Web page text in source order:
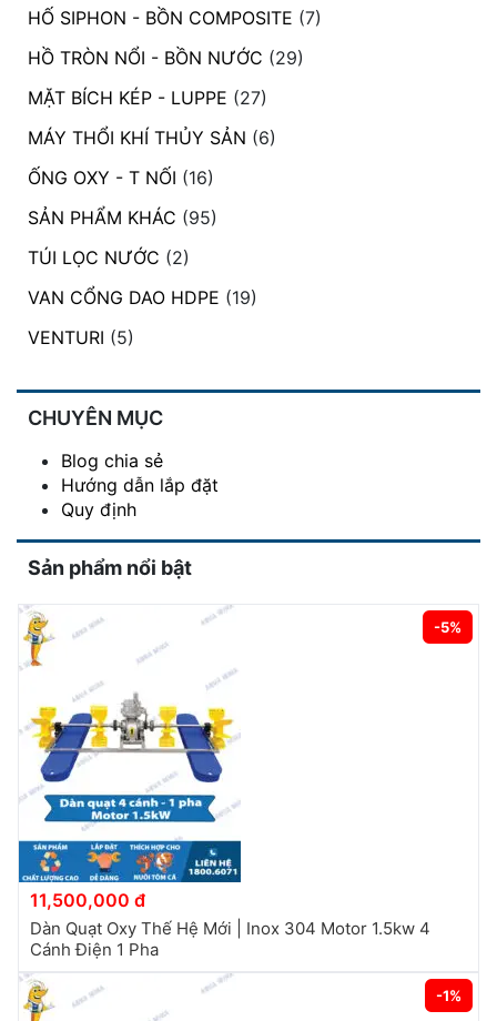
HỐ SIPHON - BỒN COMPOSITE (7)
HỒ TRÒN NỔI - BỒN NƯỚC (29)
MẶT BÍCH KÉP - LUPPE (27)
MÁY THỔI KHÍ THỦY SẢN (6)
ỐNG OXY - T NỐI (16)
SẢN PHẨM KHÁC (95)
TÚI LỌC NƯỚC (2)
VAN CỔNG DAO HDPE (19)
VENTURI (5)
CHUYÊN MỤC
Blog chia sẻ
Hướng dẫn lắp đặt
Quy định
Sản phẩm nổi bật
-5%
11,500,000 đ
Dàn Quạt Oxy Thế Hệ Mới | Inox 304 Motor 1.5kw 4
Cánh Điện 1 Pha
-1%